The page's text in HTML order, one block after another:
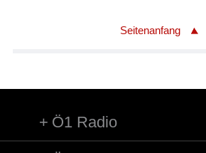
Seitenanfang
Ö1 Radio